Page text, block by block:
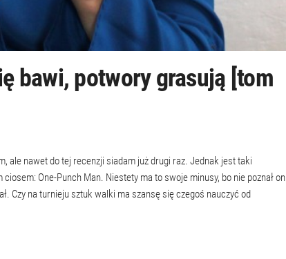
bawi, potwory grasują [tom
ale nawet do tej recenzji siadam już drugi raz. Jednak jest taki
One-Punch Man. Niestety ma to swoje minusy, bo nie poznał on
Czy na turnieju sztuk walki ma szansę się czegoś nauczyć od